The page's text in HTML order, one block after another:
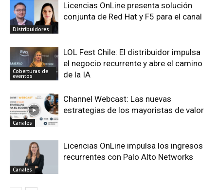
Distribuidores
Licencias OnLine presenta solución
conjunta de Red Hat y F5 para el canal
Coberturas de
eventos
LOL Fest Chile: El distribuidor impulsa
el negocio recurrente y abre el camino
de la IA
Canales
Channel Webcast: Las nuevas
estrategias de los mayoristas de valor
Canales
Licencias OnLine impulsa los ingresos
recurrentes con Palo Alto Networks